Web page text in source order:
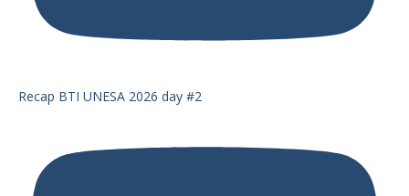
Recap BTI UNESA 2026 day #2